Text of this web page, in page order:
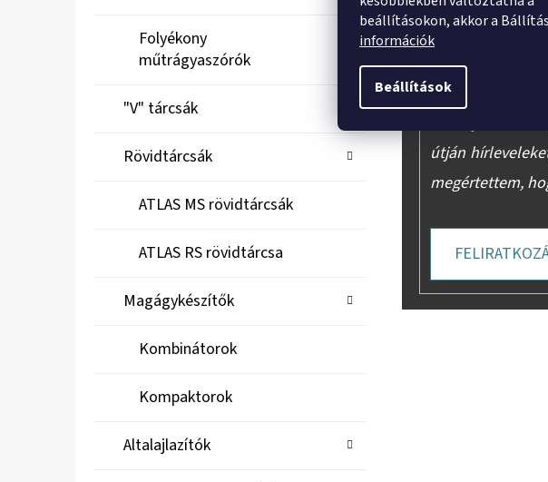
beállításokon, akkor a
információk
Beállítások
Folyékony
műtrágyaszórók
"V" tárcsák
Rövidtárcsák
ATLAS MS rövidtárcsák
ATLAS RS rövidtárcsa
Magágykészítők
Kombinátorok
Kompaktorok
Altalajlazítók
E-mail
Hozzájárulok,
útján
megértettem,